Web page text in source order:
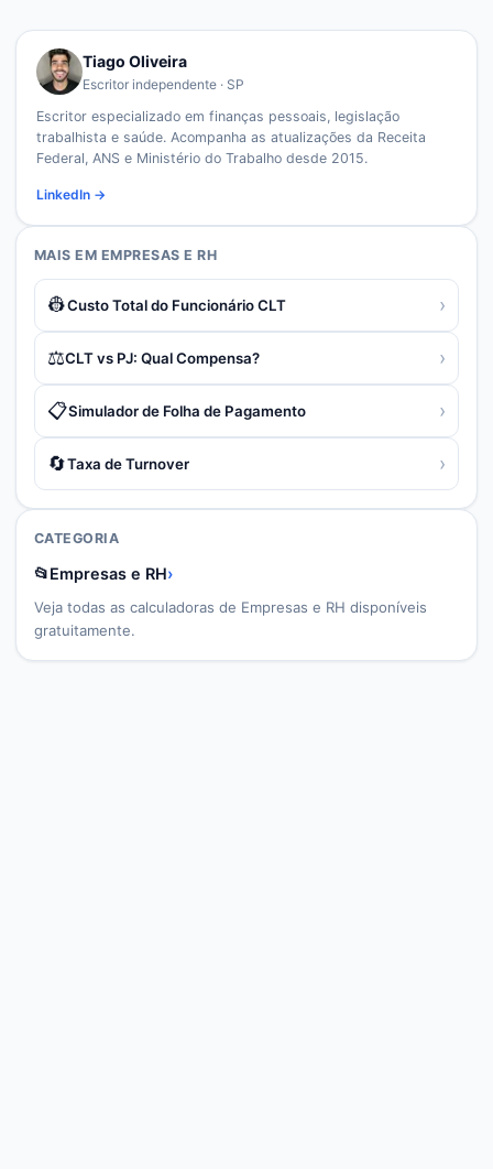
Tiago Oliveira
Escritor independente · SP
Escritor especializado em finanças pessoais, legislação
trabalhista e saúde. Acompanha as atualizações da Receita
Federal, ANS e Ministério do Trabalho desde 2015.
LinkedIn →
MAIS EM EMPRESAS E RH
👷Custo Total do Funcionário CLT ›
⚖️CLT vs PJ: Qual Compensa? ›
📋Simulador de Folha de Pagamento ›
🔄Taxa de Turnover ›
CATEGORIA
📂Empresas e RH›
Veja todas as calculadoras de Empresas e RH disponíveis
gratuitamente.